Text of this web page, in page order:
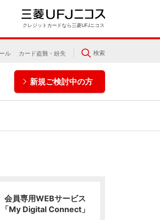
クレジットカードなら三菱UFJニコス
ル カード盗難・紛失 検索
新規ご検討中の方
会員専用WEBサービス
「My Digital Connect」